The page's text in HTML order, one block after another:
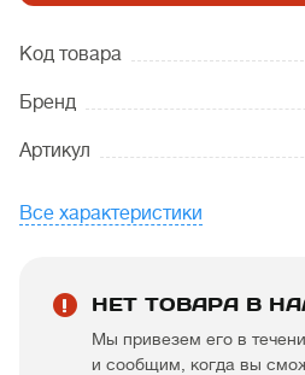
Код товара
Бренд
Артикул
Все характеристики
НЕТ ТОВАРА В
Мы привезем его в
и сообщим, когда вы